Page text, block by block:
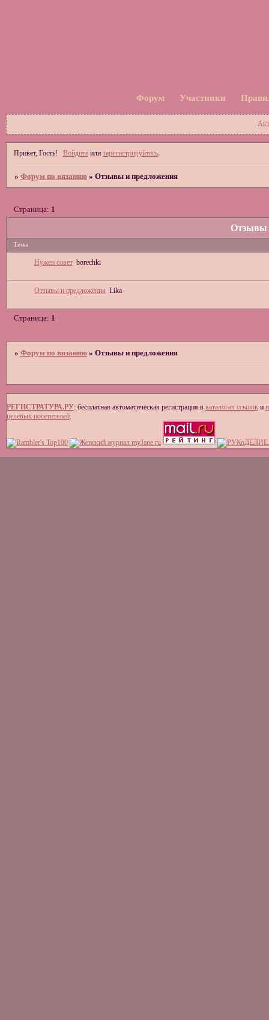
Форум Участники
Привет, Гость! Войдитеили зарегистрируйтесь.
» Форум по вязанию » Отзывы и предложения
Отзывы
Страница: 1
Тема
Нужен совет borechki
Отзывы и предложения Lika
Страница: 1
» Форум по вязанию » Отзывы и предложения
РЕГИСТРАТУРА.РУ: бесплатная автоматическая регистрация в каталогах ссылок и
целевых посетителей